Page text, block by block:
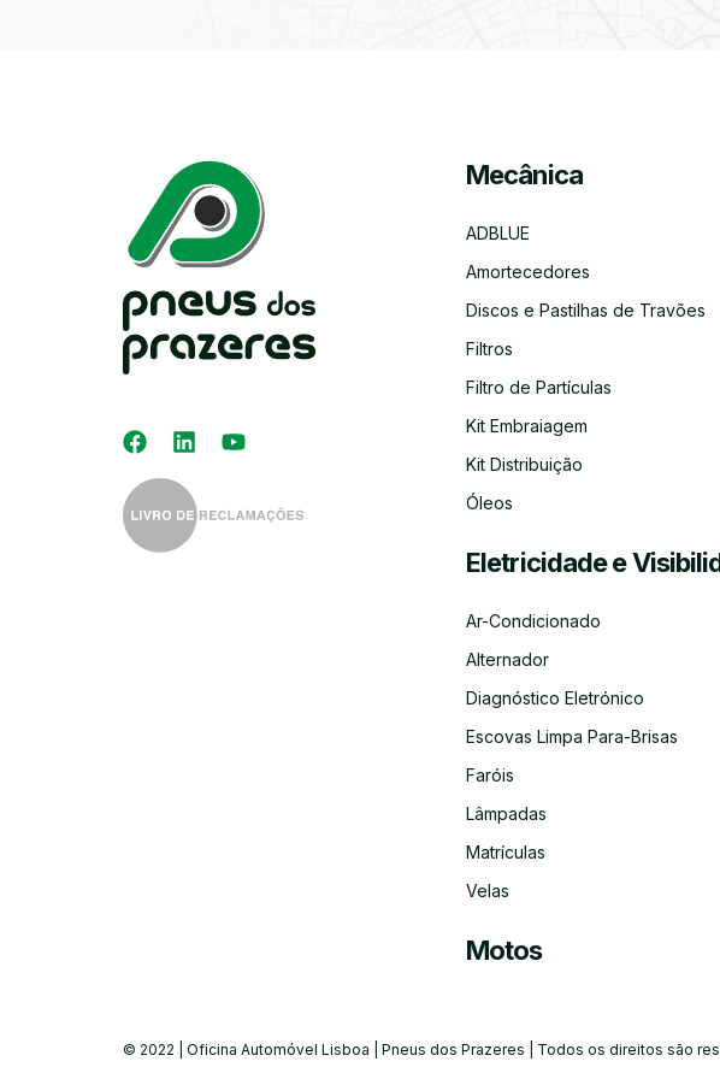
Mecânica
ADBLUE
Amortecedores
Discos e Pastilhas de Travões
Filtros
Filtro de Partículas
Kit Embraiagem
Kit Distribuição
Óleos
Eletricidade e
Ar-Condicionado
Alternador
Diagnóstico Eletrónico
Escovas Limpa Para-Brisas
Faróis
Lâmpadas
Matrículas
Velas
Motos
© 2022 | Oficina Automóvel Lisboa | Pneus dos Prazeres | Todos os direitos são
Rádios
Serviço
Recolha
e
Carro